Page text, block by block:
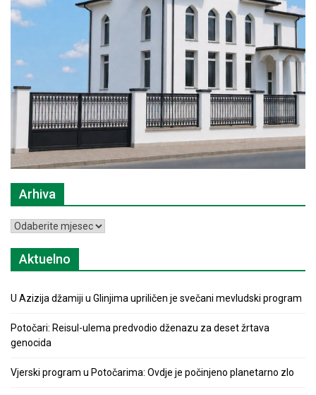
Arhiva
Arhiva
Aktuelno
U Azizija džamiji u Glinjima upriličen je svečani mevludski program
Potočari: Reisul-ulema predvodio dženazu za deset žrtava
genocida
Vjerski program u Potočarima: Ovdje je počinjeno planetarno zlo